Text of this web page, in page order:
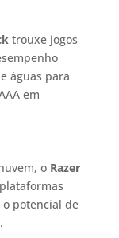
trouxe jogos
águas para
em
o Razer
o potencial de